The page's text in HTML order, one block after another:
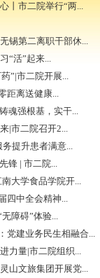
丨市二院举行“两...
锡第二离职干部休...
“活”起来...
”|市二院开展...
距离送健康...
魂强根基，实干...
|市二院召开2...
务提升患者满意...
锋 | 市二院...
大学食品学院开...
四中全会精神...
障碍”体验...
党建业务民生相融合...
力量|市二院组织...
山文旅集团开展党...